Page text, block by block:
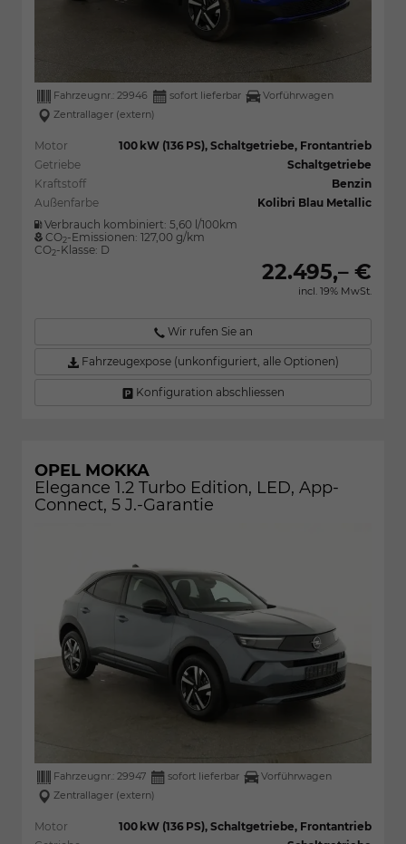
Fahrzeugnr.: 29946 sofort lieferbar
Vorführwagen
Zentrallager (extern)
Motor
100 kW (136 PS), Schaltgetriebe, Frontantrieb
Getriebe
Schaltgetriebe
Kraftstoff
Benzin
Außenfarbe
Kolibri Blau Metallic
Verbrauch kombiniert: 5,60 l/100km
CO2-Emissionen: 127,00 g/km
CO2-Klasse: D
22.495,– €
incl. 19% MwSt.
Wir rufen Sie an
Fahrzeugexpose (unkonfiguriert, alle Optionen)
Konfiguration abschliessen
OPEL MOKKA
Elegance 1.2 Turbo Edition, LED, App-
Connect, 5 J.-Garantie
Fahrzeugnr.: 29947 sofort lieferbar
Vorführwagen
Zentrallager (extern)
Motor
100 kW (136 PS), Schaltgetriebe, Frontantrieb